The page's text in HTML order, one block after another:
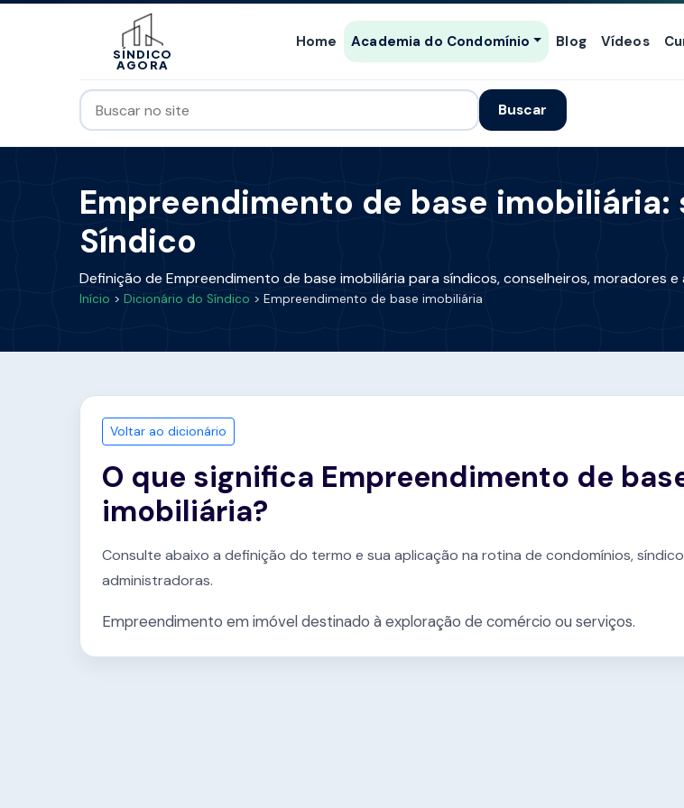
SÍNDICO
AGORA
Home Academia do Condomínio Blog Vídeos
Buscar
Empreendimento de base
Síndico
Definição de Empreendimento de base imobiliária para síndicos, conselheiros, moradores
Início > Dicionário do Síndico > Empreendimento de base imobiliária
Voltar ao dicionário
O que significa Empreendimento de
imobiliária?
Consulte abaixo a definição do termo e sua aplicação na rotina de condomínios,
administradoras.
Empreendimento em imóvel destinado à exploração de comércio ou serviços.